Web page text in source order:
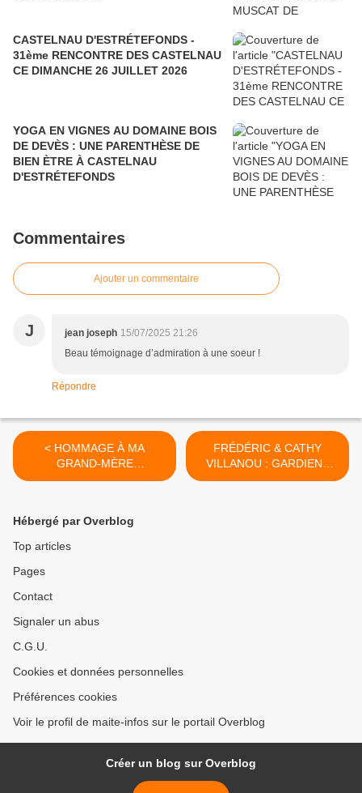
CASTELNAU D'ESTRÉTEFONDS -
31ème RENCONTRE DES CASTELNAU
CE DIMANCHE 26 JUILLET 2026
YOGA EN VIGNES AU DOMAINE BOIS
DE DEVÈS : UNE PARENTHÈSE DE
BIEN ÈTRE À CASTELNAU
D'ESTRÉTEFONDS
Commentaires
Ajouter un commentaire
J jean joseph 15/07/2025 21:26
Beau témoignage d’admiration à une soeur !
Répondre
< HOMMAGE À MA
GRAND-MÈRE
MATERNELLE MARIA
FRÉDÉRIC & CATHY
VILLANOU : GARDIENS
D'UN ÉDEN TROPICAL À
Hébergé par Overblog
Top articles
Pages
Contact
Signaler un abus
C.G.U.
Cookies et données personnelles
Préférences cookies
Voir le profil de maite-infos sur le portail Overblog
Créer un blog sur Overblog